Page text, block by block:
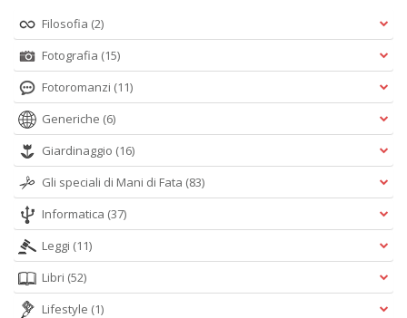
Filosofia (2)
Fotografia (15)
Fotoromanzi (11)
Generiche (6)
Giardinaggio (16)
Gli speciali di Mani di Fata (83)
Informatica (37)
Leggi (11)
Libri (52)
Lifestyle (1)